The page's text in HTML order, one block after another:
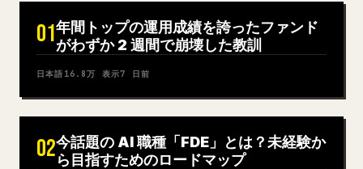
01年間トップの運用成績を誇ったファンド
がわずか 2 週間で崩壊した教訓
日本語 16.8万 表示7 日前
02今話題の AI 職種「FDE」とは？未経験か
ら目指すためのロードマップ